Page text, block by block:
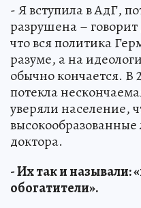
- Я вступила в АдГ,
разрушена –
что вся политика
разуме, а на
обычно кончается. В
потекла
уверяли население,
доктора.
- Их так и называли:
обогатители».